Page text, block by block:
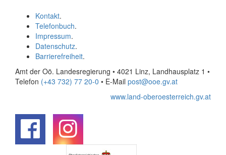
Kontakt.
Telefonbuch.
Impressum.
Datenschutz.
Barrierefreiheit.
Amt der Oö. Landesregierung • 4021 Linz, Landhausplatz 1 •
Telefon (+43 732) 77 20-0 • E-Mail post@ooe.gv.at
www.land-oberoesterreich.gv.at